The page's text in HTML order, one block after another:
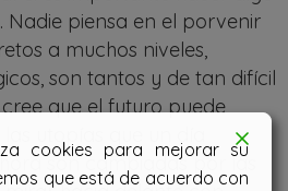
Nadie piensa en el porvenir
a muchos niveles,
son tantos y de tan difícil
que el futuro puede
utopías que un día
son cambiadas por las
cookies para mejorar su
que está de acuerdo con